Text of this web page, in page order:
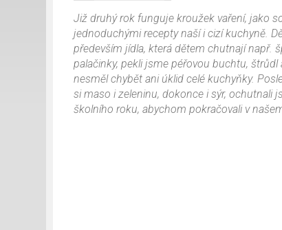
Již druhý rok funguje kroužek vaření, jako
jednoduchými recepty naší i cizí kuchyně.
především jídla, která dětem chutnají např.
palačinky, pekli jsme péřovou buchtu,
nesměl chybět ani úklid celé kuchyňky.
si maso i zeleninu, dokonce i sýr, ochutnali
školního roku, abychom pokračovali v